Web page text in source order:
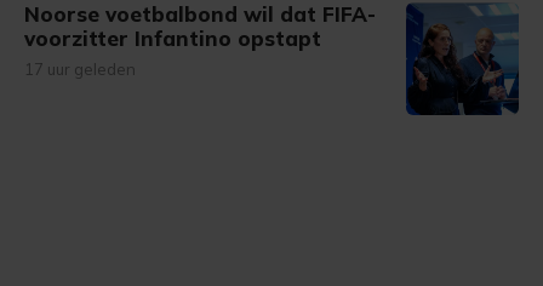
Noorse voetbalbond wil dat FIFA-
voorzitter Infantino opstapt
17 uur geleden